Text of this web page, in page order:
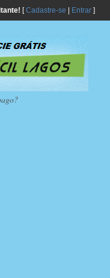
[Cadastre-se Entrar]